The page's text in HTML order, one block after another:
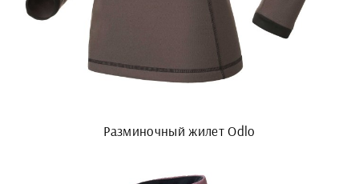
Разминочный жилет Odlo